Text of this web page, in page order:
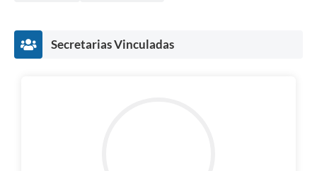
Secretarias Vinculadas